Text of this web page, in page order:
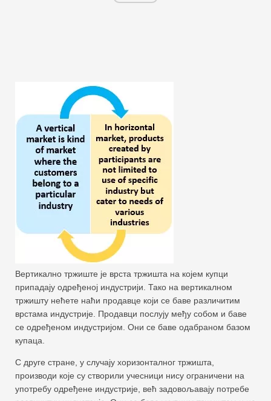
Вертикално тржиште је врста тржишта на којем купци
припадају одређеној индустрији. Тако на вертикалном
тржишту нећете наћи продавце који се баве различитим
врстама индустрије. Продавци послују међу собом и баве
се одређеном индустријом. Они се баве одабраном базом
купаца.
С друге стране, у случају хоризонталног тржишта,
производи које су створили учесници нису ограничени на
употребу одређене индустрије, већ задовољавају потребе